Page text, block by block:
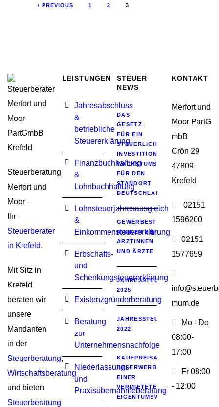
‹ PREVIOUS 1 2 3
Steuerberatung
Merfort und
Moor –
Ihr
Steuerberater
in Krefeld.
Mit Sitz in
Krefeld
beraten wir
unsere
Mandanten
in der
Steuerberatung,
Wirtschaftsberatung
und bieten
Steuerberatung
LEISTUNGEN
Jahresabschluss
&
betriebliche
Steuererklärung
Finanzbuchhaltung
&
Lohnbuchhaltung
Lohnsteuerjahresausgleich
&
Einkommensteuererklärung
Erbschafts-
und
Schenkungsteuererklärung
Existenzgründerberatung
Beratung
zur
Unternehmensnachfolge
Niederlassungs-
und
Praxisübernahmeberatung
STEUER
NEWS
DAS
GESETZ
FÜR EIN
STEUERLICHES
WACHSTUMSIMPULSE
FÜR DEN
STANDORT
DEUTSCHLAND
GEWERBESTEUERLICHE
RISIKEN BEI
ÄRZTINNEN
UND ÄRZTE
JAHRESSTEUERGESETZ
2025
JAHRESSTEUERGESETZ
2022
KAUFPREISAUFTEILUNG
BEI ERWERB
EINER
VERMIETETEN
EIGENTUMSWOHNUNG
KONTAKT
Merfort und
Moor PartG
mbB
Crön 29
47809
Krefeld
02151
1596200
02151
1577659
mum.de
Mo - Do
08:00-
17:00
Fr 08:00
- 12:00